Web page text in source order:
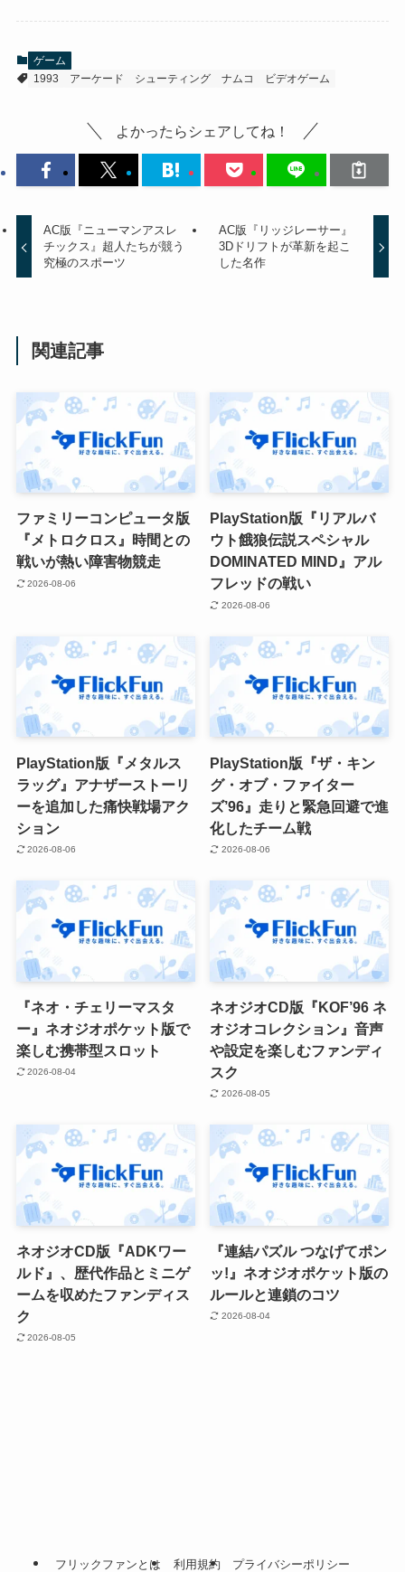
ゲーム
1993
アーケード シューティング ナムコ ビデオゲーム
よかったらシェアしてね！
AC版『ニューマンアスレ
チックス』超人たちが競う
究極のスポーツ
AC版『リッジレーサー』
3Dドリフトが革新を起こ
した名作
関連記事
ファミリーコンピュータ版
『メトロクロス』時間との
戦いが熱い障害物競走
2026-08-06
PlayStation版『リアルバ
ウト餓狼伝説スペシャル
DOMINATED MIND』アル
フレッドの戦い
2026-08-06
PlayStation版『メタルス
ラッグ』アナザーストーリ
ーを追加した痛快戦場アク
ション
2026-08-06
PlayStation版『ザ・キン
グ・オブ・ファイター
ズ’96』走りと緊急回避で進
化したチーム戦
2026-08-06
『ネオ・チェリーマスタ
ー』ネオジオポケット版で
楽しむ携帯型スロット
2026-08-04
ネオジオCD版『KOF’96 ネ
オジオコレクション』音声
や設定を楽しむファンディ
スク
2026-08-05
ネオジオCD版『ADKワー
ルド』、歴代作品とミニゲ
ームを収めたファンディス
ク
2026-08-05
『連結パズル つなげてポン
ッ!』ネオジオポケット版の
ルールと連鎖のコツ
2026-08-04
フリックファンとは 利用規約 プライバシーポリシー